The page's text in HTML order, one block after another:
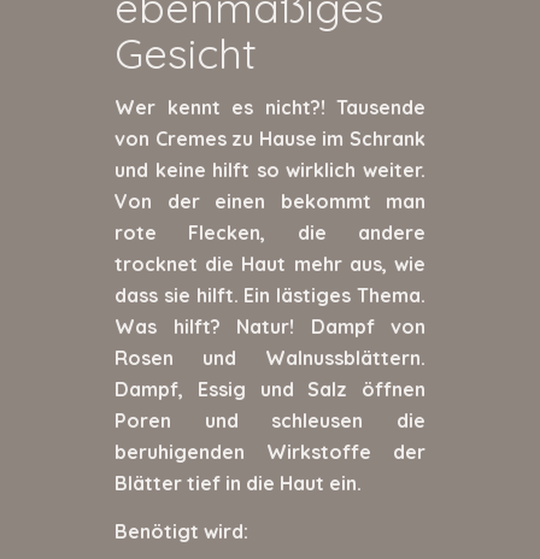
Gesicht
Wer kennt es nicht?! Tausende
von Cremes zu Hause im Schrank
und keine hilft so wirklich weiter.
Von der einen bekommt man
rote Flecken, die andere
trocknet die Haut mehr aus, wie
dass sie hilft. Ein lästiges Thema.
Was hilft? Natur! Dampf von
Rosen und Walnussblättern.
Dampf, Essig und Salz öffnen
Poren und schleusen die
beruhigenden Wirkstoffe der
Blätter tief in die Haut ein.
Benötigt wird: